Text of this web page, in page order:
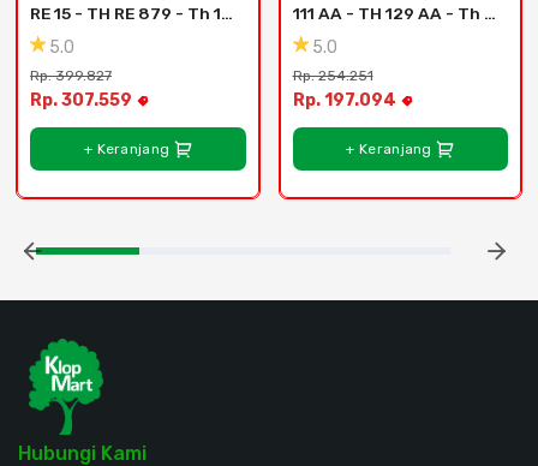
RE 15 - TH RE 879 - Th 15
Re - Donar Oak Re
5.0
Rp. 399.827
Rp. 307.559
+ Keranjang
111 AA - TH 129 AA - Th
118 Aa - Auburn Oak
5.0
Rp. 254.251
Rp. 197.094
+ Keranjang
Hubungi Kami